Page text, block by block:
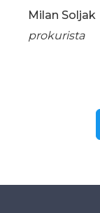
Milan Soljak
prokurista